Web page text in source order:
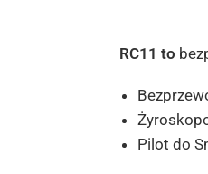
RC11 to
Pilot do